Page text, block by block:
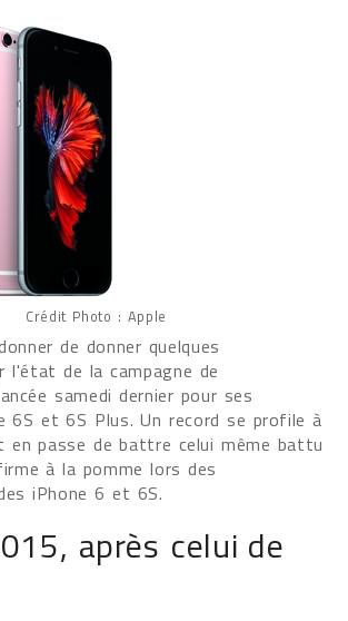
Crédit Photo : Apple
de donner quelques
l'état de la campagne de
samedi dernier pour ses
6S et 6S Plus. Un record se profile à
en passe de battre celui même battu
à la pomme lors des
iPhone 6 et 6S.
après celui de